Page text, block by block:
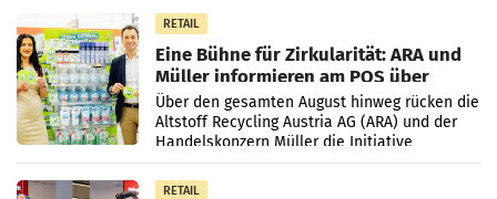
RETAIL
Eine Bühne für Zirkularität: ARA und
Müller informieren am POS über
Kreislauffähigkeit
Über den gesamten August hinweg rücken die
Altstoff Recycling Austria AG (ARA) und der
Handelskonzern Müller die Initiative
„Kreislauf-Helden“ in allen österreichischen
Müller-Filialen
RETAIL